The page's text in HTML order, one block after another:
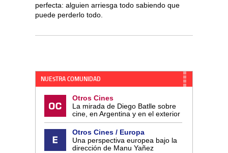
perfecta: alguien arriesga todo sabiendo que
puede perderlo todo.
NUESTRA COMUNIDAD
Otros Cines
La mirada de Diego Batlle sobre
cine, en Argentina y en el exterior
Otros Cines / Europa
Una perspectiva europea bajo la
dirección de Manu Yañez